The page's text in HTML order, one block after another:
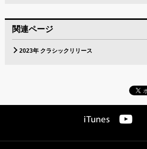
関連ページ
2023年 クラシックリリース